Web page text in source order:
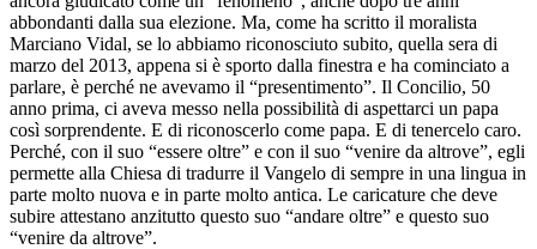
abbondanti dalla sua elezione. Ma, come ha scritto il moralista
Marciano Vidal, se lo abbiamo riconosciuto subito, quella sera di
marzo del 2013, appena si è sporto dalla finestra e ha cominciato a
parlare, è perché ne avevamo il “presentimento”. Il Concilio, 50
anno prima, ci aveva messo nella possibilità di aspettarci un papa
così sorprendente. E di riconoscerlo come papa. E di tenercelo caro.
Perché, con il suo “essere oltre” e con il suo “venire da altrove”, egli
permette alla Chiesa di tradurre il Vangelo di sempre in una lingua in
parte molto nuova e in parte molto antica. Le caricature che deve
subire attestano anzitutto questo suo “andare oltre” e questo suo
“venire da altrove”.